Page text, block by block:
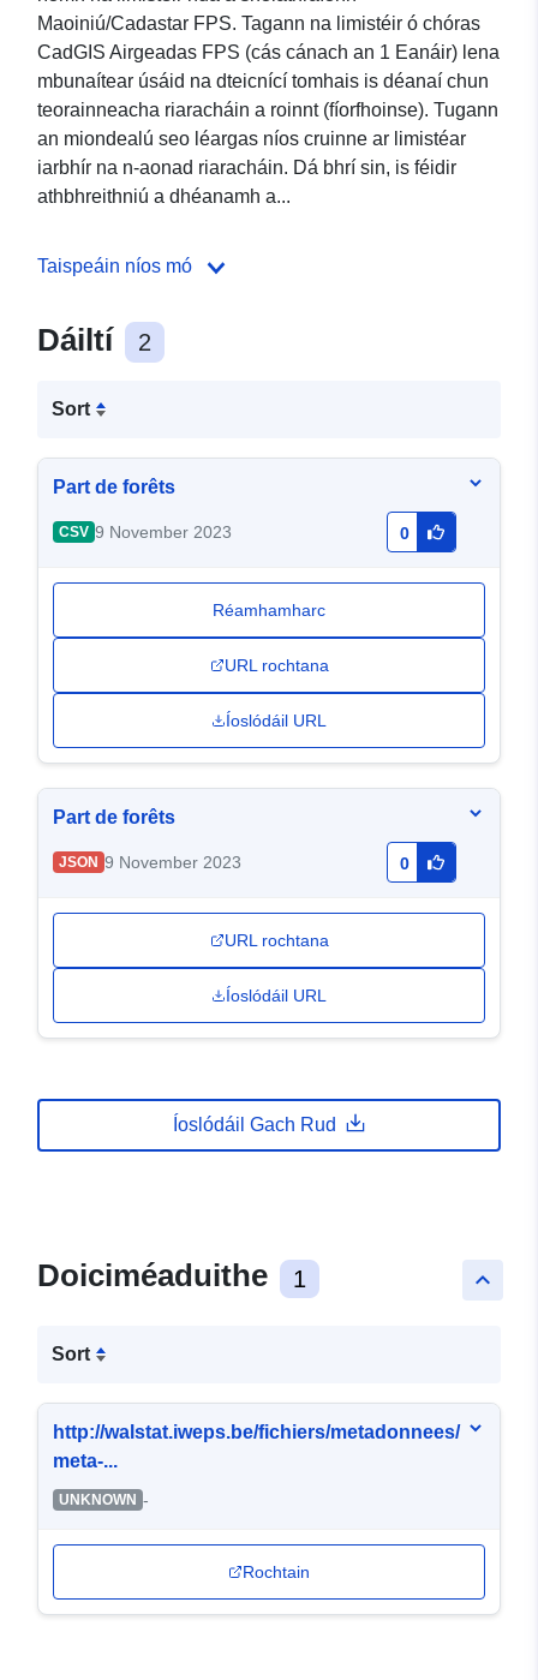
Maoiniú/Cadastar FPS. Tagann na limistéir ó chóras
CadGIS Airgeadas FPS (cás cánach an 1 Eanáir) lena
mbunaítear úsáid na dteicnící tomhais is déanaí chun
teorainneacha riaracháin a roinnt (fíorfhoinse). Tugann
an miondealú seo léargas níos cruinne ar limistéar
iarbhír na n-aonad riaracháin. Dá bhrí sin, is féidir
athbhreithniú a dhéanamh a...
Taispeáin níos mó
Dáiltí 2
Sort
Part de forêts
CSV 9 November 2023 0
Réamhamharc
URL rochtana
Íoslódáil URL
Part de forêts
JSON 9 November 2023 0
URL rochtana
Íoslódáil URL
Íoslódáil Gach Rud
keyboard_arrow_up
Doiciméaduithe 1
Sort
http://walstat.iweps.be/fichiers/metadonnees/
meta-...
UNKNOWN -
Rochtain